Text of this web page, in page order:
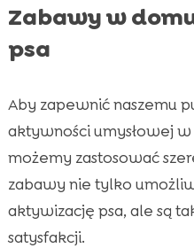
Zabawy w
psa
Aby zapewnić naszemu
aktywności umysłowej
możemy zastosować
zabawy nie tylko
aktywizację psa, ale są
satysfakcji.